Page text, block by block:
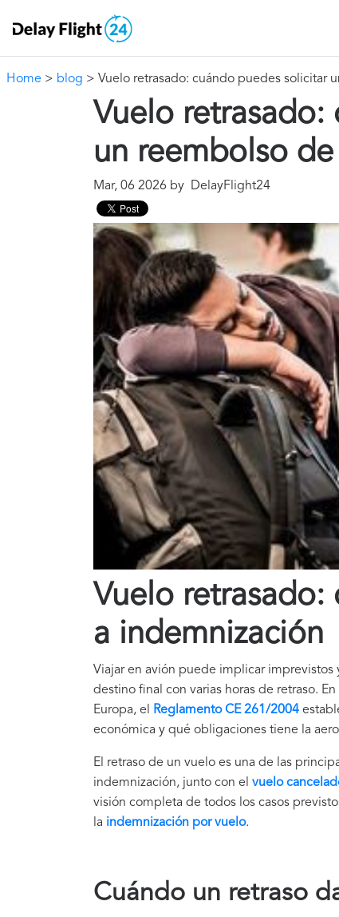
Home > blog > Vuelo retrasado: cuándo puedes solicitar
Vuelo retrasado:
un reembolso
Mar, 06 2026 by DelayFlight24
Vuelo retrasado:
a indemnización
Viajar en avión puede implicar imprevistos
destino final con varias horas de retraso.
Europa, el
Reglamento CE 261/2004
económica y qué obligaciones tiene la
El retraso de un vuelo es una de las
indemnización, junto con el vuelo
visión completa de todos los casos
la indemnización por vuelo.
Cuándo un retraso